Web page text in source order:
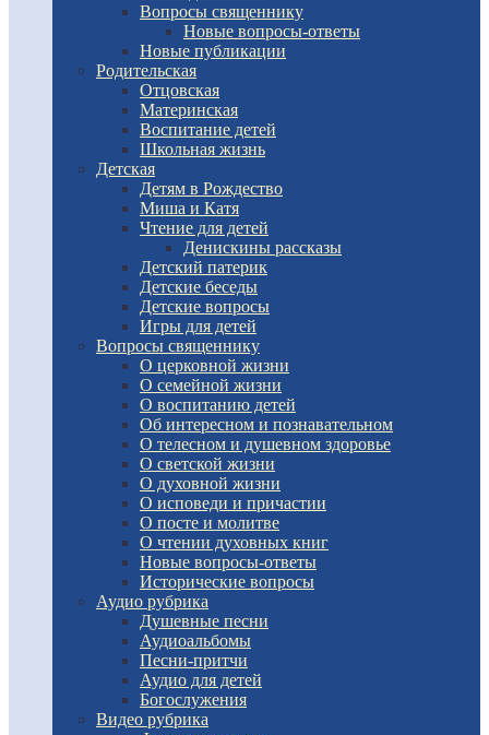
Вопросы священнику
Новые вопросы-ответы
Новые публикации
Родительская
Отцовская
Материнская
Воспитание детей
Школьная жизнь
Детская
Детям в Рождество
Миша и Катя
Чтение для детей
Денискины рассказы
Детский патерик
Детские беседы
Детские вопросы
Игры для детей
Вопросы священнику
О церковной жизни
О семейной жизни
О воспитанию детей
Об интересном и познавательном
О телесном и душевном здоровье
О светской жизни
О духовной жизни
О исповеди и причастии
О посте и молитве
О чтении духовных книг
Новые вопросы-ответы
Исторические вопросы
Аудио рубрика
Душевные песни
Аудиоальбомы
Песни-притчи
Аудио для детей
Богослужения
Видео рубрика